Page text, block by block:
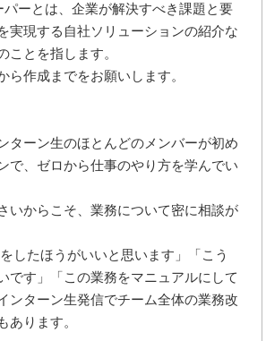
ーとは、企業が解決すべき課題と要
実現する自社ソリューションの紹介な
ことを指します。
作成までをお願いします。
ターン生のほとんどのメンバーが初め
で、ゼロから仕事のやり方を学んでい
いからこそ、業務について密に相談が
したほうがいいと思います」「こう
です」「この業務をマニュアルにして
ンターン生発信でチーム全体の業務改
あります。